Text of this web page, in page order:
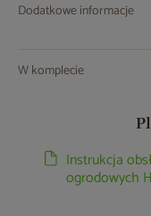
Dodatkowe informacje
W komplecie
Instrukcja
ogrodowych